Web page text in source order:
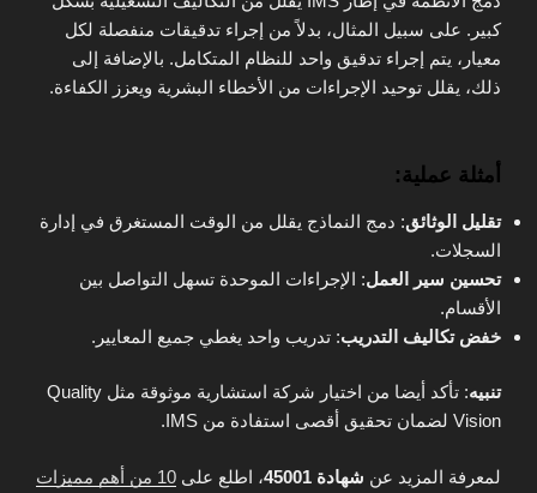
كبير. على سبيل المثال، بدلاً من إجراء تدقيقات منفصلة لكل
معيار، يتم إجراء تدقيق واحد للنظام المتكامل. بالإضافة إلى
ذلك، يقلل توحيد الإجراءات من الأخطاء البشرية ويعزز الكفاءة.
أمثلة عملية:
تقليل الوثائق: دمج النماذج يقلل من الوقت المستغرق في إدارة
السجلات.
تحسين سير العمل: الإجراءات الموحدة تسهل التواصل بين
الأقسام.
خفض تكاليف التدريب: تدريب واحد يغطي جميع المعايير.
تنبيه
: تأكد أيضا من اختيار شركة استشارية موثوقة مثل Quality
Vision لضمان تحقيق أقصى استفادة من IMS.
لمعرفة المزيد عن شهادة 45001 ، اطلع على
10 من أهم مميزات